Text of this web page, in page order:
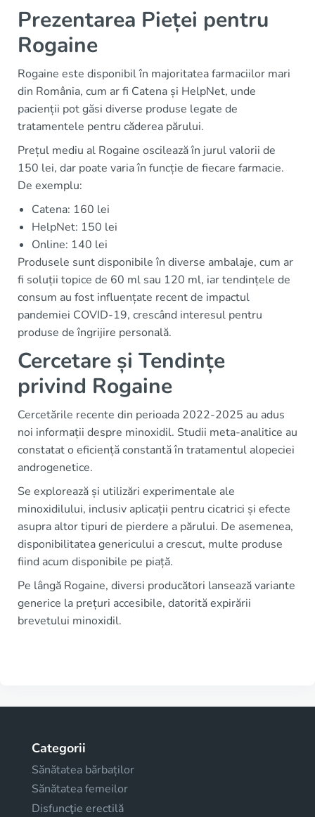
Prezentarea Pieței pentru
Rogaine
Rogaine este disponibil în majoritatea farmaciilor mari
din România, cum ar fi Catena și HelpNet, unde
pacienții pot găsi diverse produse legate de
tratamentele pentru căderea părului.
Prețul mediu al Rogaine oscilează în jurul valorii de
150 lei, dar poate varia în funcție de fiecare farmacie.
De exemplu:
Catena: 160 lei
HelpNet: 150 lei
Online: 140 lei
Produsele sunt disponibile în diverse ambalaje, cum ar
fi soluții topice de 60 ml sau 120 ml, iar tendințele de
consum au fost influențate recent de impactul
pandemiei COVID-19, crescând interesul pentru
produse de îngrijire personală.
Cercetare și Tendințe
privind Rogaine
Cercetările recente din perioada 2022-2025 au adus
noi informații despre minoxidil. Studii meta-analitice au
constatat o eficiență constantă în tratamentul alopeciei
androgenetice.
Se explorează și utilizări experimentale ale
minoxidilului, inclusiv aplicații pentru cicatrici și efecte
asupra altor tipuri de pierdere a părului. De asemenea,
disponibilitatea genericului a crescut, multe produse
fiind acum disponibile pe piață.
Pe lângă Rogaine, diversi producători lansează variante
generice la prețuri accesibile, datorită expirării
brevetului minoxidil.
Categorii
Sănătatea bărbaților
Sănătatea femeilor
Disfuncţie erectilă